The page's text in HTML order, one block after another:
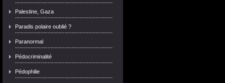
Palestine, Gaza
Paradis polaire oublié ?
Paranormal
Pédocriminalité
Pédophilie